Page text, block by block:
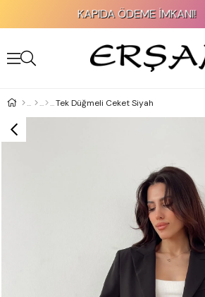
KAPIDA ÖDEME İMKANI!
Tek Düğmeli Ceket Siyah